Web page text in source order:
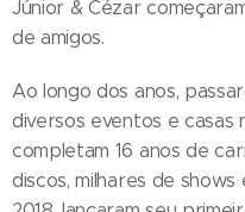
Júnior & Cézar
de amigos.
Ao longo dos anos,
diversos eventos e casas
completam 16 anos de
discos, milhares de